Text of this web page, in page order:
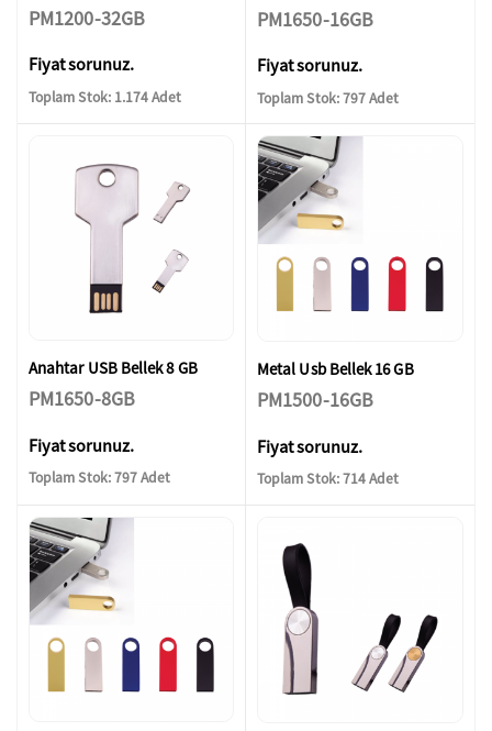
PM1200-32GB
Fiyat sorunuz.
Toplam Stok: 1.174 Adet
PM1650-16GB
Fiyat sorunuz.
Toplam Stok: 797 Adet
Anahtar USB Bellek 8 GB
PM1650-8GB
Fiyat sorunuz.
Toplam Stok: 797 Adet
Metal Usb Bellek 16 GB
PM1500-16GB
Fiyat sorunuz.
Toplam Stok: 714 Adet